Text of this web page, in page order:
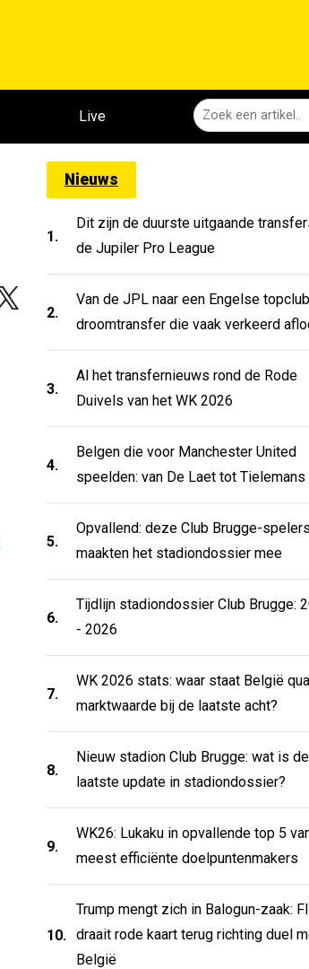
Live
Nieuws
1.
Dit zijn de duurste uitgaande
de Jupiler Pro League
2.
Van de JPL naar een Engelse
droomtransfer die vaak verkeerd
3.
Al het transfernieuws rond de Rode
Duivels van het WK 2026
4.
Belgen die voor Manchester United
speelden: van De Laet tot Tielemans
5.
Opvallend: deze Club Brugge-spelers
maakten het stadiondossier mee
6.
Tijdlijn stadiondossier Club Brugge:
- 2026
7.
WK 2026 stats: waar staat België qua
marktwaarde bij de laatste acht?
8.
Nieuw stadion Club Brugge: wat is de
laatste update in stadiondossier?
9.
WK26: Lukaku in opvallende top 5
meest efficiënte doelpuntenmakers
10.
Trump mengt zich in Balogun-zaak:
draait rode kaart terug richting duel
België